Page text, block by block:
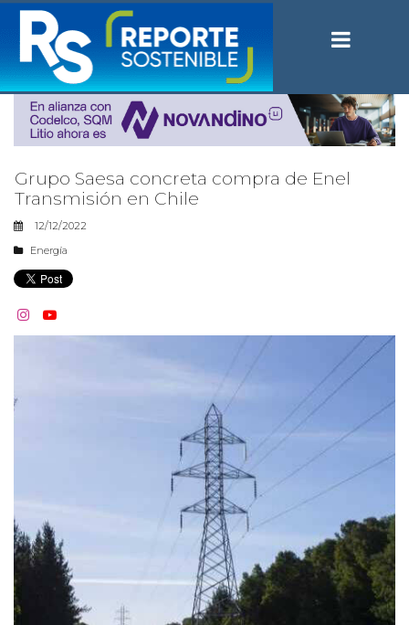
Grupo Saesa concreta compra de Enel
Transmisión en Chile
12/12/2022
Energía
 